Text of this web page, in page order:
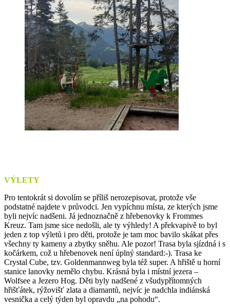
VÝLETY
Pro tentokrát si dovolím se příliš nerozepisovat, protože vše
podstatné najdete v průvodci. Jen vypíchnu místa, ze kterých jsme
byli nejvíc nadšeni. Já jednoznačně z hřebenovky k Frommes
Kreuz. Tam jsme sice nedošli, ale ty výhledy! A překvapivě to byl
jeden z top výletů i pro děti, protože je tam moc bavilo skákat přes
všechny ty kameny a zbytky sněhu. Ale pozor! Trasa byla sjízdná i s
kočárkem, což u hřebenovek není úplný standard:-). Trasa ke
Crystal Cube, tzv. Goldenmannweg byla též super. A hřiště u horní
stanice lanovky nemělo chybu. Krásná byla i místní jezera –
Wolfsee a Jezero Hog. Děti byly nadšené z všudypřítomných
hřišťátek, rýžovišť zlata a diamantů, nejvíc je nadchla indiánská
vesnička a celý týden byl opravdu „na pohodu“.